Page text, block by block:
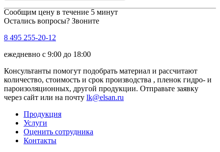
Сообщим цену в течение 5 минут
Остались вопросы? Звоните
8 495 255-20-12
ежедневно с 9:00 до 18:00
Консультанты помогут подобрать материал и рассчитают
количество, стоимость и срок производства , пленок гидро- и
пароизоляционных, другой продукции. Отправьте заявку
через сайт или на почту lk@elsan.ru
Продукция
Услуги
Оценить сотрудника
Контакты